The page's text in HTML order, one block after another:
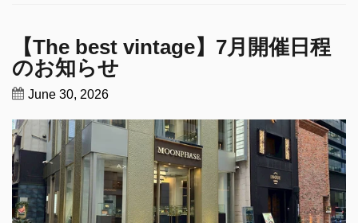
【The best vintage】7月開催日程
のお知らせ
June 30, 2026